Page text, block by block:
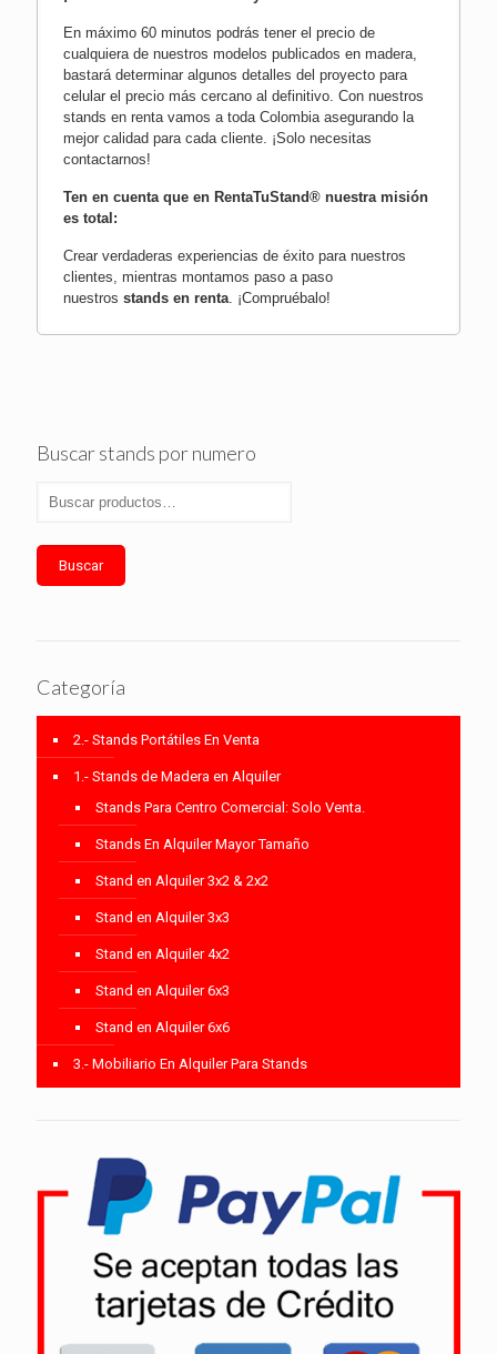
En máximo 60 minutos podrás tener el precio de
cualquiera de nuestros modelos publicados en madera,
bastará determinar algunos detalles del proyecto para
celular el precio más cercano al definitivo. Con nuestros
stands en renta vamos a toda Colombia asegurando la
mejor calidad para cada cliente. ¡Solo necesitas
contactarnos!
Ten en cuenta que en RentaTuStand® nuestra misión
es total:
Crear verdaderas experiencias de éxito para nuestros
clientes, mientras montamos paso a paso
nuestros stands en renta. ¡Compruébalo!
Buscar stands por numero
Buscar
Categoría
2.- Stands Portátiles En Venta
1.- Stands de Madera en Alquiler
Stands Para Centro Comercial: Solo Venta.
Stands En Alquiler Mayor Tamaño
Stand en Alquiler 3x2 & 2x2
Stand en Alquiler 3x3
Stand en Alquiler 4x2
Stand en Alquiler 6x3
Stand en Alquiler 6x6
3.- Mobiliario En Alquiler Para Stands